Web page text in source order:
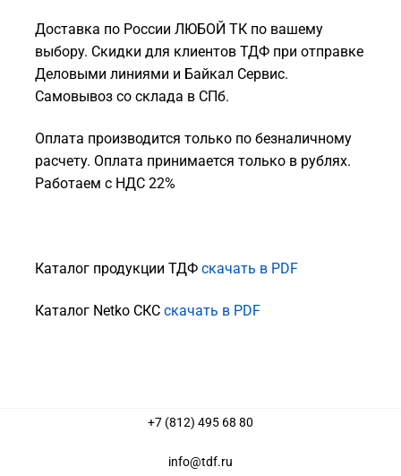
Доставка по России ЛЮБОЙ ТК по вашему
выбору. Скидки для клиентов ТДФ при отправке
Деловыми линиями и Байкал Сервис.
Самовывоз со склада в СПб.
Оплата производится только по безналичному
расчету. Оплата принимается только в рублях.
Работаем с НДС 22%
Каталог продукции ТДФ скачать в PDF
Каталог Netko СКС скачать в PDF
+7 (812) 495 68 80
info@tdf.ru